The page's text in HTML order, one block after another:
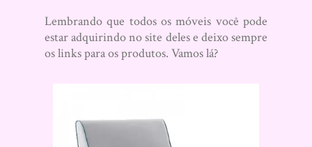
Lembrando que todos os móveis você pode
estar adquirindo no site deles e deixo sempre
os links para os produtos. Vamos lá?